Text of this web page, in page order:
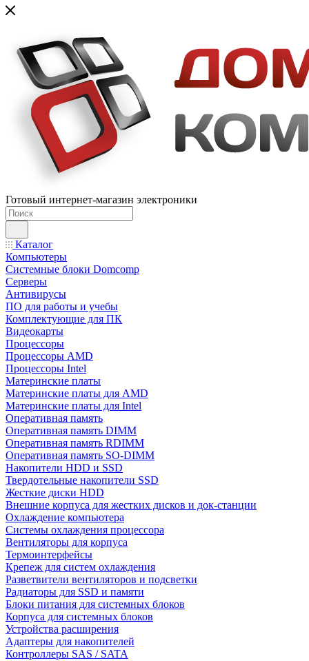
Готовый интернет-магазин электроники
Каталог
Компьютеры
Системные блоки Domcomp
Серверы
Антивирусы
ПО для работы и учебы
Комплектующие для ПК
Видеокарты
Процессоры
Процессоры AMD
Процессоры Intel
Материнские платы
Материнские платы для AMD
Материнские платы для Intel
Оперативная память
Оперативная память DIMM
Оперативная память RDIMM
Оперативная память SO-DIMM
Накопители HDD и SSD
Твердотельные накопители SSD
Жесткие диски HDD
Внешние корпуса для жестких дисков и док-станции
Охлаждение компьютера
Системы охлаждения процессора
Вентиляторы для корпуса
Термоинтерфейсы
Крепеж для систем охлаждения
Разветвители вентиляторов и подсветки
Радиаторы для SSD и памяти
Блоки питания для системных блоков
Корпуса для системных блоков
Устройства расширения
Адаптеры для накопителей
Контроллеры SAS / SATA